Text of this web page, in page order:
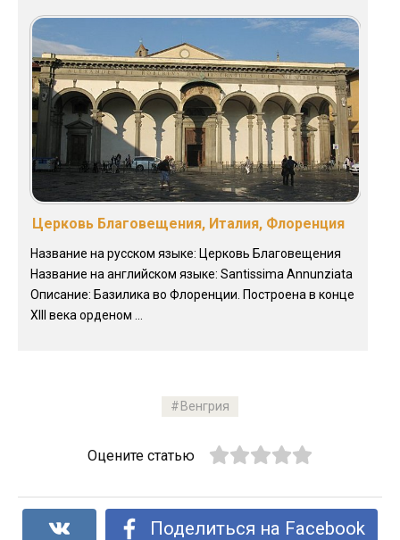
Церковь Благовещения, Италия, Флоренция
Название на русском языке: Церковь Благовещения
Название на английском языке: Santissima Annunziata
Описание: Базилика во Флоренции. Построена в конце
XIII века орденом ...
Венгрия
Оцените статью
Поделиться на Facebook